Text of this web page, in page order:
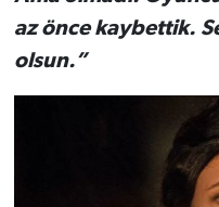
az önce kaybettik.
olsun.”